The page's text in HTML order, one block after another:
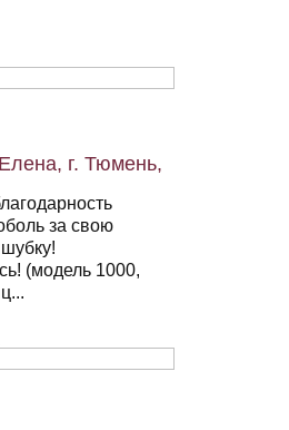
г. Тюмень,
за свою
(модель 1000,